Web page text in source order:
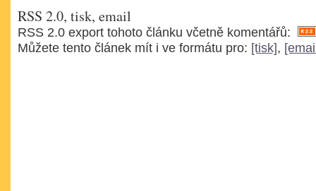
RSS 2.0, tisk, email
RSS 2.0 export tohoto článku včetně komentářů:
Můžete tento článek mít i ve formátu pro: [tisk],